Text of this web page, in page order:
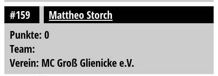
#159
Mattheo Storch
Punkte: 0
Team:
Verein: MC Groß Glienicke e.V.